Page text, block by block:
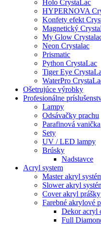
Holo CrystaLac
HYPERNOVA
Konfety efekt
Magnetický
My Glow
Neon Crystalac
Prismatic
Python CrystaLac
Tiger Eye
WaterPro
Ošetrujúce výrobky
Profesionálne
Lampy
Odsávačky prachu
Parafinová vanička
Sety
UV / LED lampy
Brúsky
Nadstavce
Acryl system
Master akryl
Slower akryl
Cover akryl prášky
Farebné akrylové
Dekor acryl
Full